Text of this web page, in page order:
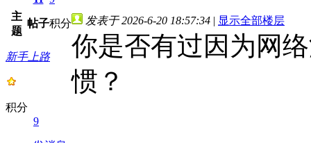
主
题
帖子积分
新手上路
积分
9
发表于 2026-6-20 18:57:34 | 显示全部楼层
你是否有过因为网
惯？